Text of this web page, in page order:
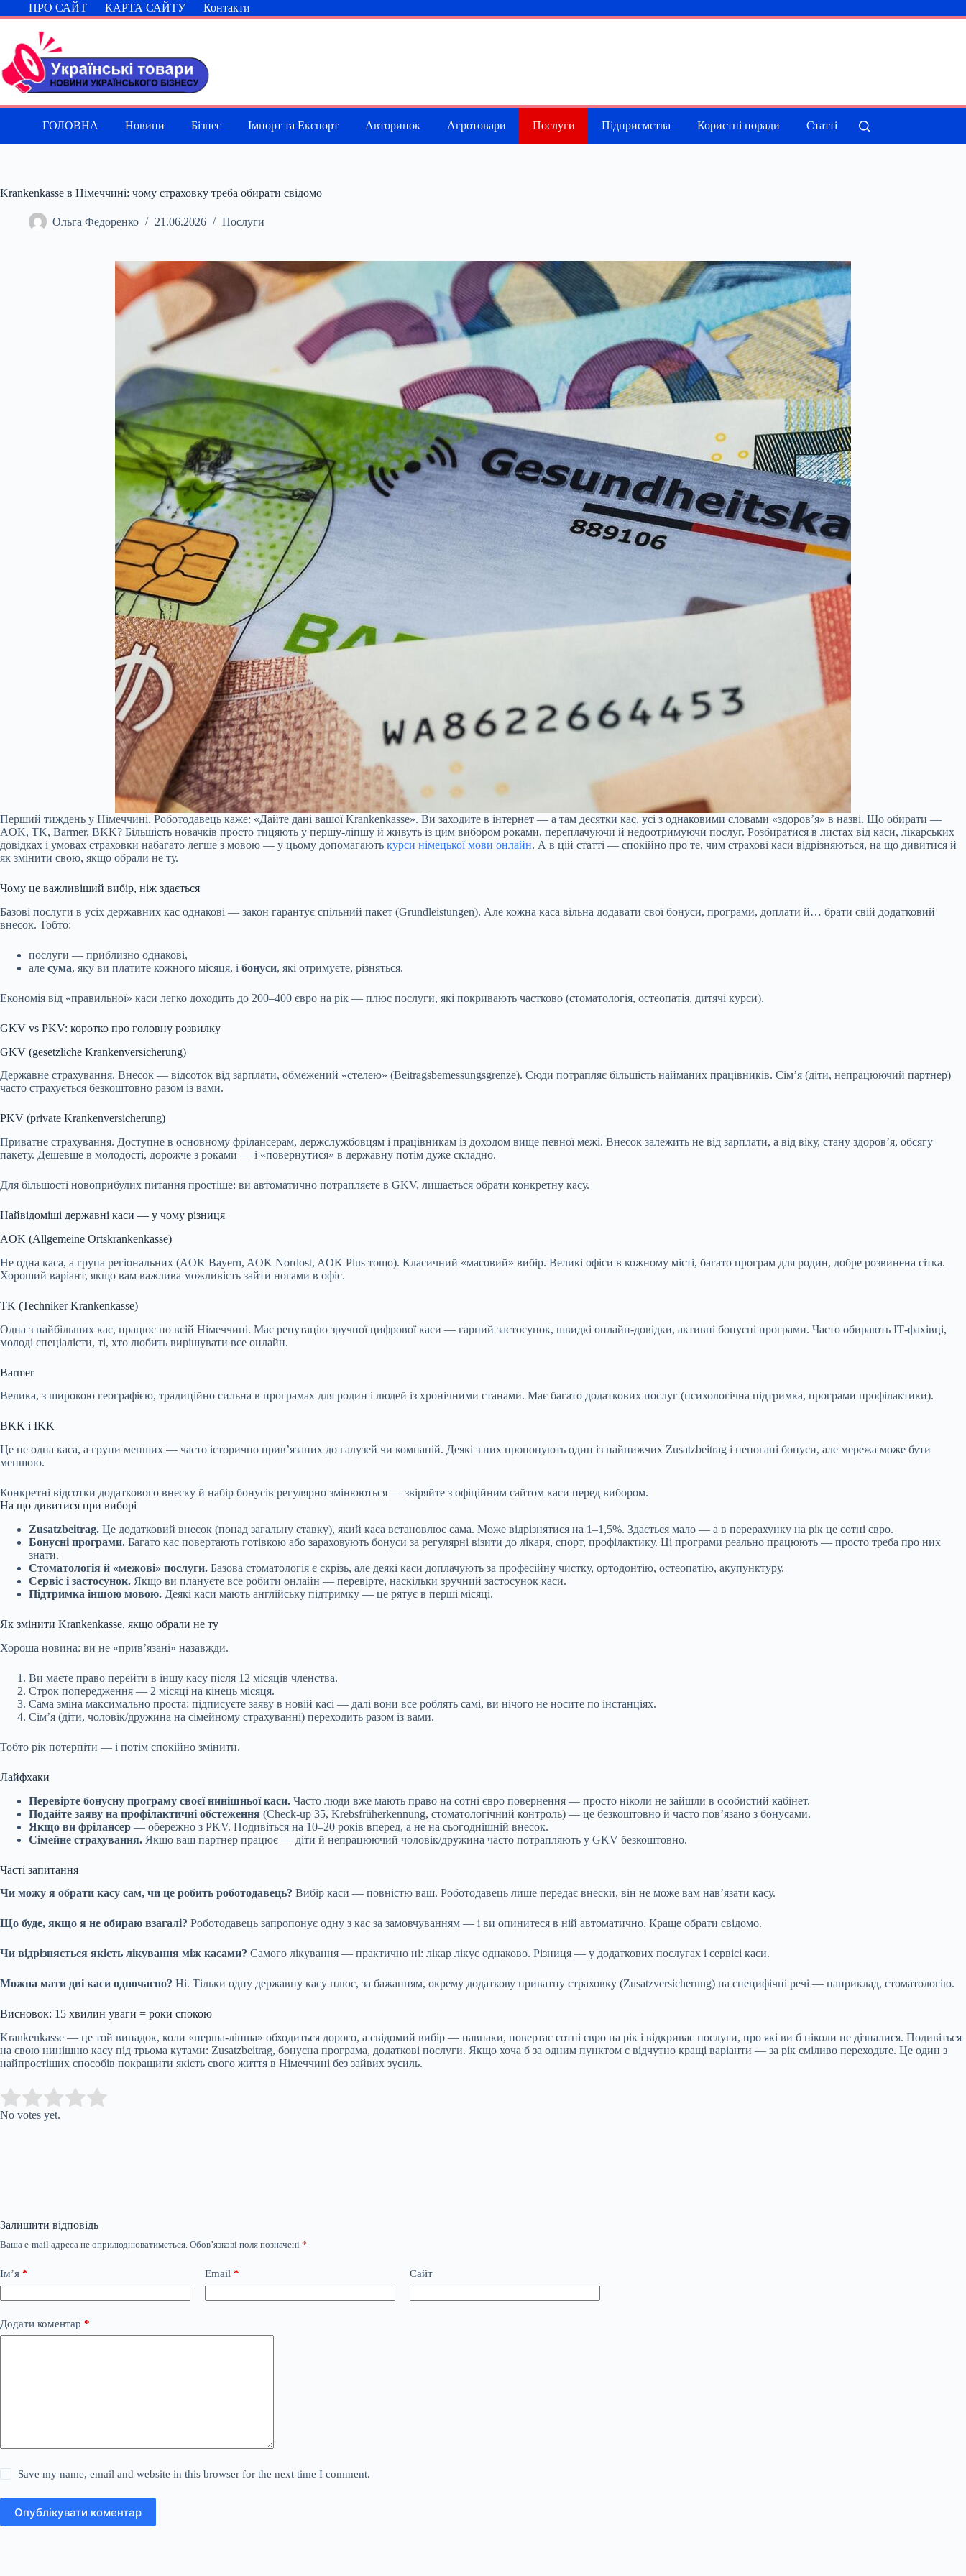
Перейти
до
ПРО САЙТ КАРТА САЙТУ Контакти
ГОЛОВНА Новини Бізнес Імпорт та Експорт Авторинок Агротовари Послуги Підприємства Користні поради Статті
Krankenkasse в Німеччині: чому страховку треба обирати свідомо
Ольга Федоренко 21.06.2026 Послуги
Перший тиждень у Німеччині. Роботодавець каже: «Дайте дані вашої Krankenkasse». Ви заходите в інтернет — а там десятки кас, усі з однаковими словами «здоров’я» в назві. Що обирати —
AOK, TK, Barmer, BKK? Більшість новачків просто тицяють у першу-ліпшу й живуть із цим вибором роками, переплачуючи й недоотримуючи послуг. Розбиратися в листах від каси, лікарських
довідках і умовах страховки набагато легше з мовою — у цьому допомагають курси німецької мови онлайн. А в цій статті — спокійно про те, чим страхові каси відрізняються, на що дивитися й
як змінити свою, якщо обрали не ту.
Чому це важливіший вибір, ніж здається
Базові послуги в усіх державних кас однакові — закон гарантує спільний пакет (Grundleistungen). Але кожна каса вільна додавати свої бонуси, програми, доплати й… брати свій додатковий
внесок. Тобто:
послуги — приблизно однакові,
але сума, яку ви платите кожного місяця, і бонуси, які отримуєте, різняться.
Економія від «правильної» каси легко доходить до 200–400 євро на рік — плюс послуги, які покривають частково (стоматологія, остеопатія, дитячі курси).
GKV vs PKV: коротко про головну розвилку
GKV (gesetzliche Krankenversicherung)
Державне страхування. Внесок — відсоток від зарплати, обмежений «стелею» (Beitragsbemessungsgrenze). Сюди потрапляє більшість найманих працівників. Сім’я (діти, непрацюючий партнер)
часто страхується безкоштовно разом із вами.
PKV (private Krankenversicherung)
Приватне страхування. Доступне в основному фрілансерам, держслужбовцям і працівникам із доходом вище певної межі. Внесок залежить не від зарплати, а від віку, стану здоров’я, обсягу
пакету. Дешевше в молодості, дорожче з роками — і «повернутися» в державну потім дуже складно.
Для більшості новоприбулих питання простіше: ви автоматично потрапляєте в GKV, лишається обрати конкретну касу.
Найвідоміші державні каси — у чому різниця
AOK (Allgemeine Ortskrankenkasse)
Не одна каса, а група регіональних (AOK Bayern, AOK Nordost, AOK Plus тощо). Класичний «масовий» вибір. Великі офіси в кожному місті, багато програм для родин, добре розвинена сітка.
Хороший варіант, якщо вам важлива можливість зайти ногами в офіс.
TK (Techniker Krankenkasse)
Одна з найбільших кас, працює по всій Німеччині. Має репутацію зручної цифрової каси — гарний застосунок, швидкі онлайн-довідки, активні бонусні програми. Часто обирають ІТ-фахівці,
молоді спеціалісти, ті, хто любить вирішувати все онлайн.
Barmer
Велика, з широкою географією, традиційно сильна в програмах для родин і людей із хронічними станами. Має багато додаткових послуг (психологічна підтримка, програми профілактики).
BKK і IKK
Це не одна каса, а групи менших — часто історично прив’язаних до галузей чи компаній. Деякі з них пропонують один із найнижчих Zusatzbeitrag і непогані бонуси, але мережа може бути
меншою.
Конкретні відсотки додаткового внеску й набір бонусів регулярно змінюються — звіряйте з офіційним сайтом каси перед вибором.
На що дивитися при виборі
Zusatzbeitrag. Це додатковий внесок (понад загальну ставку), який каса встановлює сама. Може відрізнятися на 1–1,5%. Здається мало — а в перерахунку на рік це сотні євро.
Бонусні програми. Багато кас повертають готівкою або зараховують бонуси за регулярні візити до лікаря, спорт, профілактику. Ці програми реально працюють — просто треба про них
знати.
Стоматологія й «межові» послуги. Базова стоматологія є скрізь, але деякі каси доплачують за професійну чистку, ортодонтію, остеопатію, акупунктуру.
Сервіс і застосунок. Якщо ви плануєте все робити онлайн — перевірте, наскільки зручний застосунок каси.
Підтримка іншою мовою. Деякі каси мають англійську підтримку — це рятує в перші місяці.
Як змінити Krankenkasse, якщо обрали не ту
Хороша новина: ви не «прив’язані» назавжди.
Ви маєте право перейти в іншу касу після 12 місяців членства.
Строк попередження — 2 місяці на кінець місяця.
Сама зміна максимально проста: підписуєте заяву в новій касі — далі вони все роблять самі, ви нічого не носите по інстанціях.
Сім’я (діти, чоловік/дружина на сімейному страхуванні) переходить разом із вами.
Тобто рік потерпіти — і потім спокійно змінити.
Лайфхаки
Перевірте бонусну програму своєї нинішньої каси. Часто люди вже мають право на сотні євро повернення — просто ніколи не зайшли в особистий кабінет.
Подайте заяву на профілактичні обстеження (Check-up 35, Krebsfrüherkennung, стоматологічний контроль) — це безкоштовно й часто пов’язано з бонусами.
Якщо ви фрілансер — обережно з PKV. Подивіться на 10–20 років вперед, а не на сьогоднішній внесок.
Сімейне страхування. Якщо ваш партнер працює — діти й непрацюючий чоловік/дружина часто потрапляють у GKV безкоштовно.
Часті запитання
Чи можу я обрати касу сам, чи це робить роботодавець? Вибір каси — повністю ваш. Роботодавець лише передає внески, він не може вам нав’язати касу.
Що буде, якщо я не обираю взагалі? Роботодавець запропонує одну з кас за замовчуванням — і ви опинитеся в ній автоматично. Краще обрати свідомо.
Чи відрізняється якість лікування між касами? Самого лікування — практично ні: лікар лікує однаково. Різниця — у додаткових послугах і сервісі каси.
Можна мати дві каси одночасно? Ні. Тільки одну державну касу плюс, за бажанням, окрему додаткову приватну страховку (Zusatzversicherung) на специфічні речі — наприклад, стоматологію.
Висновок: 15 хвилин уваги = роки спокою
Krankenkasse — це той випадок, коли «перша-ліпша» обходиться дорого, а свідомий вибір — навпаки, повертає сотні євро на рік і відкриває послуги, про які ви б ніколи не дізналися. Подивіться
на свою нинішню касу під трьома кутами: Zusatzbeitrag, бонусна програма, додаткові послуги. Якщо хоча б за одним пунктом є відчутно кращі варіанти — за рік сміливо переходьте. Це один з
найпростіших способів покращити якість свого життя в Німеччині без зайвих зусиль.
Rate this item:
No votes yet.
Залишити відповідь
Ваша e-mail адреса не оприлюднюватиметься. Обов’язкові поля позначені *
Ім’я * Email * Сайт
Додати коментар *
Save my name, email and website in this browser for the next time I comment.
Опублікувати коментар